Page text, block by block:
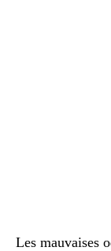
Les mauvaises